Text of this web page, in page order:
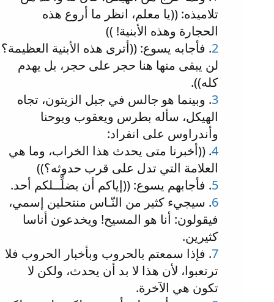
تلاميذه: ((يا معلم، انظر ما أروع هذه
الحجارة وهذه الأبنية! ))
2. فأجابه يسوع: ((أترى هذه الأبنية العظيمة؟
لن يبقى منها هنا حجر على حجر، بل يهدم
كله)).
3. وبينما هو جالس في جبل الزيتون، تجاه
الهيكل، سأله بطرس ويعقوب ويوحنا
وأندراوس على انفراد:
4. ((أخبرنا متى يحدث هذا الخراب، وما هي
العلامة التي تدل على قرب حدوثه؟))
5. فأجابهم يسوع: ((إياكم أن يضلِّــلكم أحد.
6. سيجيء كثير من النّـاس منتحلين إسمي،
فيقولون: أنا هو المسيح! ويخدعون أناسا
كثيرين.
7. فإذا سمعتم بالحروب وبأخبار الحروب فلا
ترتعبوا، لأن هذا لا بد أن يحدث، ولكن لا
تكون هي الآخرة.